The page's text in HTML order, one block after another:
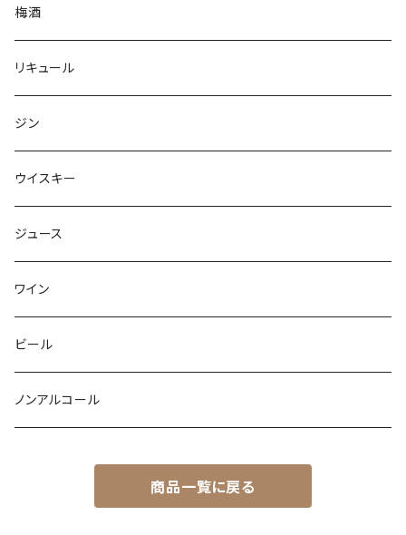
梅酒
リキュール
ジン
ウイスキー
ジュース
ワイン
ビール
ノンアルコール
商品一覧に戻る